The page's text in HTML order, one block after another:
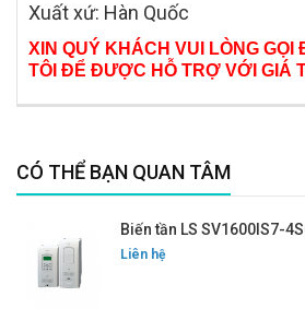
Xuất xứ: Hàn Quốc
XIN QUÝ KHÁCH VUI LÒNG GỌI
TÔI ĐỂ ĐƯỢC HỖ TRỢ VỚI GIÁ
CÓ THỂ BẠN QUAN TÂM
Biến tần LS SV1600IS7-
Liên hệ